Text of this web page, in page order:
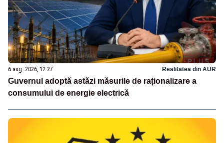
6 aug. 2026, 12:27 Realitatea din AUR
Guvernul adoptă astăzi măsurile de raționalizare a
consumului de energie electrică